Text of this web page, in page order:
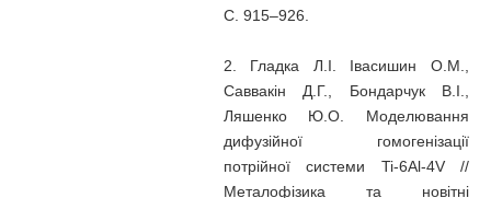
С. 915–926.
2. Гладка Л.І. Івасишин О.М.,
Саввакін Д.Г., Бондарчук В.І.,
Ляшенко Ю.О. Моделювання
дифузійної гомогенізації
потрійної системи Ti-6Al-4V //
Металофізика та новітні